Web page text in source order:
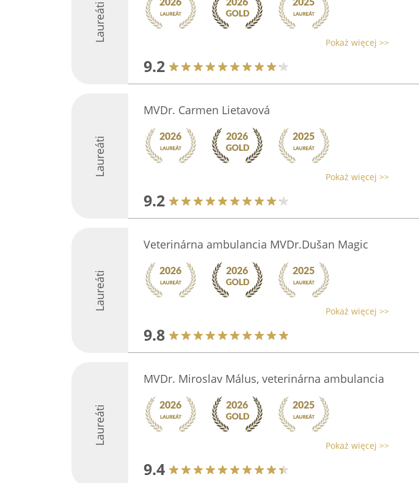
Laureáti Pokaż więcej >>
9.2
Laureáti
MVDr. Carmen Lietavová
Pokaż więcej >>
9.2
Laureáti
Veterinárna ambulancia MVDr.Dušan Magic
Pokaż więcej >>
9.8
Laureáti
MVDr. Miroslav Málus, veterinárna ambulancia
Pokaż więcej >>
9.4